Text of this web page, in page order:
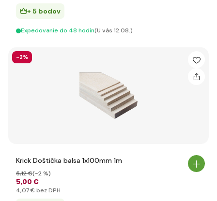
+ 5 bodov
Expedovanie do 48 hodín(U vás 12.08.)
-2%
Krick Doštička balsa 1x100mm 1m
5,00 €
5,12 €(-2 %)
4,07 € bez DPH